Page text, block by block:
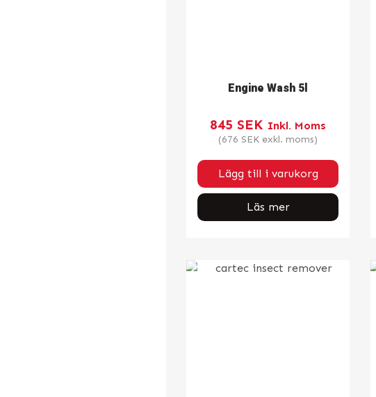
Engine Wash 5l
845 SEK Inkl. Moms
(676 SEK exkl. moms)
Lägg till i varukorg
Läs mer